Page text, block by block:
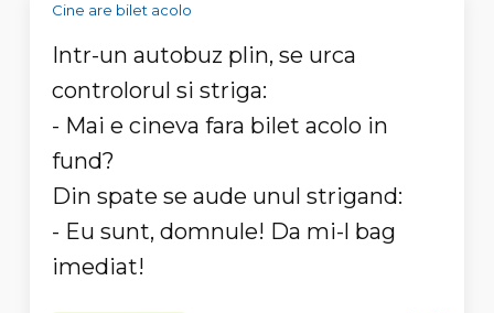
Cine are bilet acolo
Intr-un autobuz plin, se urca
controlorul si striga:
- Mai e cineva fara bilet acolo in
fund?
Din spate se aude unul strigand:
- Eu sunt, domnule! Da mi-l bag
imediat!